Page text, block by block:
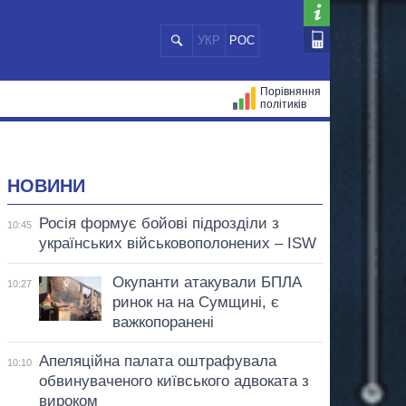
УКР РОС
Порівняння
політиків
НОВИНИ
10:45
Росія формує бойові підрозділи з
українських військовополонених – ISW
10:27
Окупанти атакували БПЛА
ринок на на Сумщині, є
важкопоранені
10:10
Апеляційна палата оштрафувала
обвинуваченого київського адвоката з
вироком